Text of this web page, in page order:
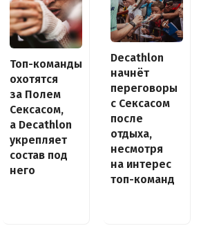
Топ-команды
охотятся
за Полем
Сексасом,
а Decathlon
укрепляет
состав под
него
Decathlon
начнёт
переговоры
с Сексасом
после
отдыха,
несмотря
на интерес
топ-команд